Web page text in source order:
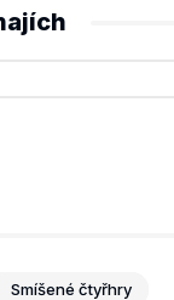
Smíšené čtyřhry